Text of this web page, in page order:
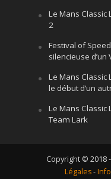
Le Mans Classic
2
Festival of
silencieuse d’un
Le Mans Classic
le début d’un
Le Mans Classic
Team Lark
Copyright © 2018
Légales-